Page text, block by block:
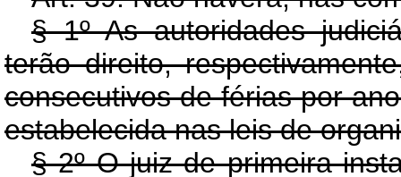
§ 1º As autoridades
terão direito,
consecutivos de férias por
estabelecida nas leis de
§ 2º O juiz de primeira